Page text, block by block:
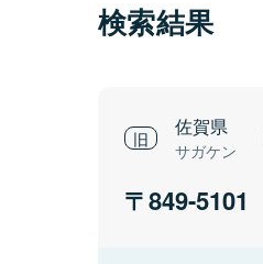
検索結果
佐賀県
サガケン
849-5101